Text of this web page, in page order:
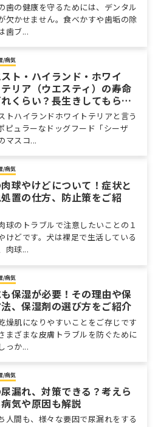
歯の健康を守るためには、デンタル
欠かせません。食べかすや歯垢の除
歯ブ...
/病気
ト・ハイランド・ホワイ
テリア（ウエスティ）の寿命
くらい？長生きしてもらう
かかりやすい病気や健康管
知っておこう
トハイランドホワイトテリアと言う
ピュラーなドッグフード「シーザ
マスコ...
/病気
球やけどについて！症状と
置の仕方、防止策をご紹
球のトラブルで注意したいことの１
けどです。犬は裸足で生活している
肉球...
/病気
保湿が必要！その理由や保
、保湿剤の選び方をご紹介
燥肌になりやすいことをご存じです
まざまな皮膚トラブルを防ぐために
っか...
/病気
漏れ、対策できる？考えら
気や原因も解説
人間も、様々な要因で尿漏れをする